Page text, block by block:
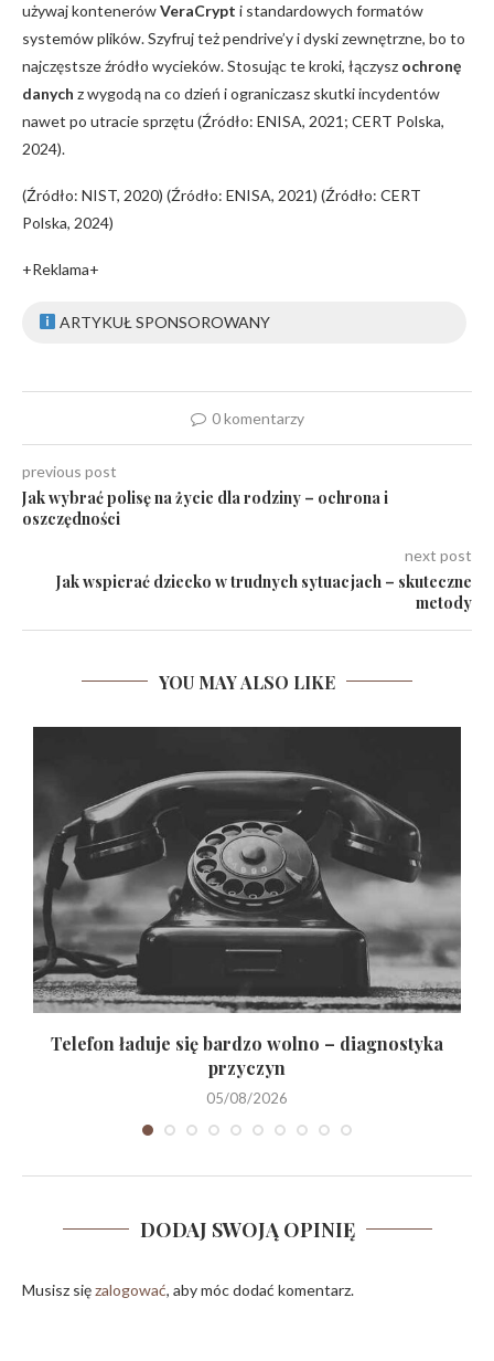
używaj kontenerówVeraCrypt i standardowych formatów
systemów plików. Szyfruj też pendrive’y i dyski zewnętrzne, bo to
najczęstsze źródło wycieków. Stosując te kroki, łączysz ochronę
danych z wygodą na co dzień i ograniczasz skutki incydentów
nawet po utracie sprzętu (Źródło: ENISA, 2021; CERT Polska,
2024).
(Źródło: NIST, 2020) (Źródło: ENISA, 2021) (Źródło: CERT
Polska, 2024)
+Reklama+
ARTYKUŁ SPONSOROWANY
0 komentarzy
previous post
Jak wybrać polisę na życie dla rodziny – ochrona i
oszczędności
next post
Jak wspierać dziecko w trudnych sytuacjach – skuteczne
metody
YOU MAY ALSO LIKE
Telefon ładuje się bardzo wolno – diagnostyka
przyczyn
05/08/2026
DODAJ SWOJĄ OPINIĘ
Musisz sięzalogować, aby móc dodać komentarz.